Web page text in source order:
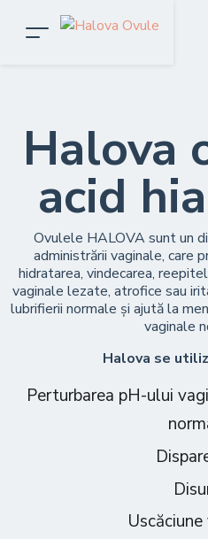
Halova
acid
Ovulele HALOVA sunt un
administrării vaginale, care
hidratarea, vindecarea,
vaginale lezate, atrofice sau
lubrifierii normale și ajută la
vaginale
Halova se
Perturbarea pH-ului